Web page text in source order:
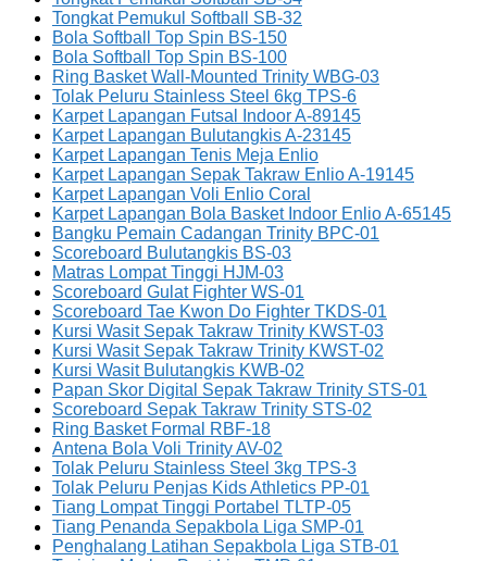
Tongkat Pemukul Softball SB-32
Bola Softball Top Spin BS-150
Bola Softball Top Spin BS-100
Ring Basket Wall-Mounted Trinity WBG-03
Tolak Peluru Stainless Steel 6kg TPS-6
Karpet Lapangan Futsal Indoor A-89145
Karpet Lapangan Bulutangkis A-23145
Karpet Lapangan Tenis Meja Enlio
Karpet Lapangan Sepak Takraw Enlio A-19145
Karpet Lapangan Voli Enlio Coral
Karpet Lapangan Bola Basket Indoor Enlio A-65145
Bangku Pemain Cadangan Trinity BPC-01
Scoreboard Bulutangkis BS-03
Matras Lompat Tinggi HJM-03
Scoreboard Gulat Fighter WS-01
Scoreboard Tae Kwon Do Fighter TKDS-01
Kursi Wasit Sepak Takraw Trinity KWST-03
Kursi Wasit Sepak Takraw Trinity KWST-02
Kursi Wasit Bulutangkis KWB-02
Papan Skor Digital Sepak Takraw Trinity STS-01
Scoreboard Sepak Takraw Trinity STS-02
Ring Basket Formal RBF-18
Antena Bola Voli Trinity AV-02
Tolak Peluru Stainless Steel 3kg TPS-3
Tolak Peluru Penjas Kids Athletics PP-01
Tiang Lompat Tinggi Portabel TLTP-05
Tiang Penanda Sepakbola Liga SMP-01
Penghalang Latihan Sepakbola Liga STB-01